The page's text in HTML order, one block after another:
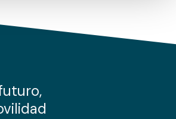
uso que haga del sitio web con
redes sociales, publicidad y análisis